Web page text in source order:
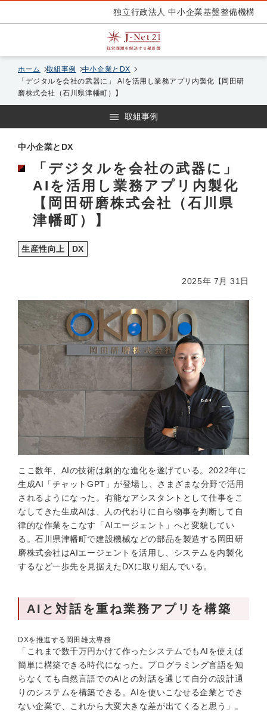
独立行政法人 中小企業基盤整備機構
ホーム 取組事例
中小企業とDX
「デジタルを会社の武器に」 AIを活用し業務アプリ内製化【岡田研
磨株式会社（石川県津幡町）】
取組事例
中小企業とDX
「デジタルを会社の武器に」
AIを活用し業務アプリ内製化
【岡田研磨株式会社（石川県
津幡町）】
生産性向上 DX
2025年 7月 31日
ここ数年、AIの技術は劇的な進化を遂げている。2022年に
生成AI「チャットGPT」が登場し、さまざまな分野で活用
されるようになった。有能なアシスタントとして仕事をこ
なしてきた生成AIは、人の代わりに自ら物事を判断して自
律的な作業をこなす「AIエージェント」へと変貌してい
る。石川県津幡町で建設機械などの部品を製造する岡田研
磨株式会社はAIエージェントを活用し、システムを内製化
するなど一歩先を見据えたDXに取り組んでいる。
AIと対話を重ね業務アプリを構築
DXを推進する岡田雄太専務
「これまで数千万円かけて作ったシステムでもAIを使えば
簡単に構築できる時代になった。プログラミング言語を知
らなくても自然言語でのAIとの対話を通じて自分の設計通
りのシステムを構築できる。AIを使いこなせる企業とでき
ない企業で、これから大変大きな差が出てくると思う」。